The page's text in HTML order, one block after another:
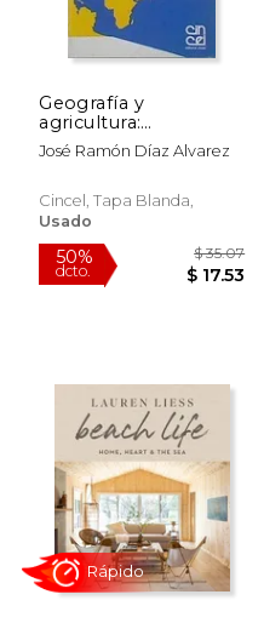
50%
dcto.
$ 62.12
$ 31.06
Geografía y
agricultura:
Componentes de los
espacios agrarios
José Ramón Díaz Alvarez
Cincel, Tapa Blanda,
Usado